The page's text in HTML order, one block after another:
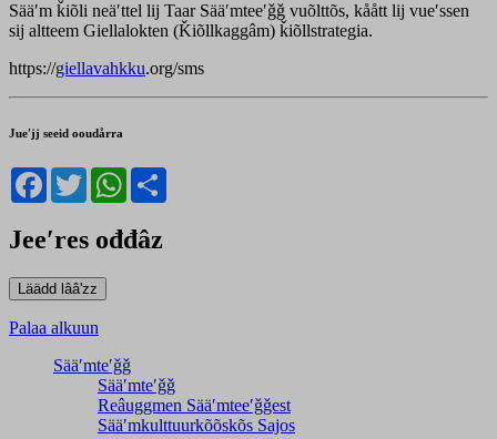
Sääʹm ǩiõli neäʹttel lij Taar Sääʹmteeʹǧǧ vuõlttõs, kåått lij vueʹssen
sij altteem Giellalokten (Ǩiõllkaggâm) ǩiõllstrategia.
https://giellavahkku.org/sms
Jueʹjj seeid ooudårra
Facebook
TwitterWhatsApp
Jeeʹres ođđâz
Palaa alkuun
Sääʹmteʹǧǧ
Sääʹmteʹǧǧ
Reâuggmen Sääʹmteeʹǧǧest
Sääʹmkulttuurkõõskõs Sajos